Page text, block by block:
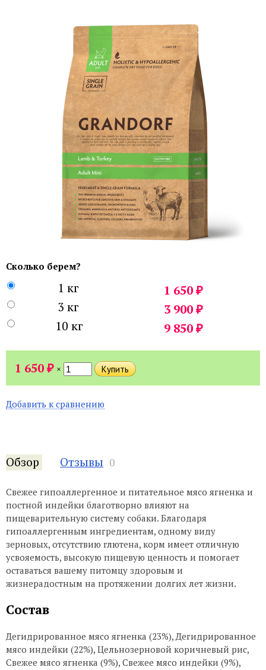
Сколько берем?
1 кг 1 650₽
3 кг 3 900₽
10 кг 9 850₽
1 650₽ ×
Добавить к сравнению
Обзор Отзывы 0
Свежее гипоаллергенное и питательное мясо ягненка и
постной индейки благотворно влияют на
пищеварительную систему собаки. Благодаря
гипоаллергенным ингредиентам, одному виду
зерновых, отсутствию глютена, корм имеет отличную
усвояемость, высокую пищевую ценность и помогает
оставаться вашему питомцу здоровым и
жизнерадостным на протяжении долгих лет жизни.
Состав
Дегидрированное мясо ягненка (23%), Дегидрированное
мясо индейки (22%), Цельнозерновой коричневый рис,
Свежее мясо ягненка (9%), Свежее мясо индейки (9%),